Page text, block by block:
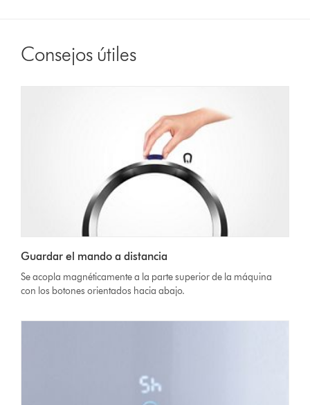
Consejos útiles
Guardar el mando a distancia
Se acopla magnéticamente a la parte superior de la máquina
con los botones orientados hacia abajo.